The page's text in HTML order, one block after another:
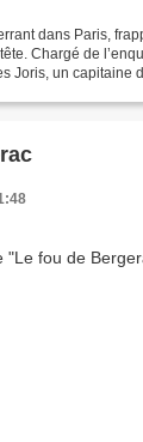
dans Paris,
Chargé de
Joris, un capitaine